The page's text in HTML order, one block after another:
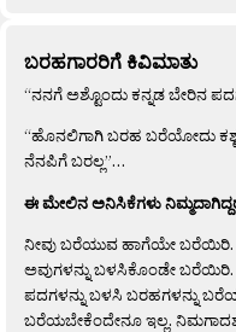
ಬರಹಗಾರರಿಗೆ ಕಿವಿಮಾತು
“ನನಗೆ ಅಶ್ಟೊಂದು ಕನ್ನಡ ಬೇರಿನ
“ಹೊನಲಿಗಾಗಿ ಬರಹ ಬರೆಯೋದು
ನೆನಪಿಗೆ ಬರಲ್ಲ”…
ಈ ಮೇಲಿನ ಅನಿಸಿಕೆಗಳು
ನೀವು ಬರೆಯುವ ಹಾಗೆಯೇ
ಅವುಗಳನ್ನು ಬಳಸಿಕೊಂಡೇ ಬರೆಯಿರಿ.
ಪದಗಳನ್ನು ಬಳಸಿ ಬರಹಗಳನ್ನು
ಬರೆಯಬೇಕೆಂದೇನೂ ಇಲ್ಲ.